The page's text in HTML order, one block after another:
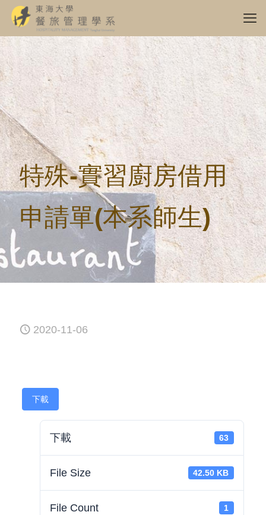
特殊-實習廚房借用
申請單(本系師生)
2020-11-06
下載
下載 63
File Size 42.50 KB
File Count 1